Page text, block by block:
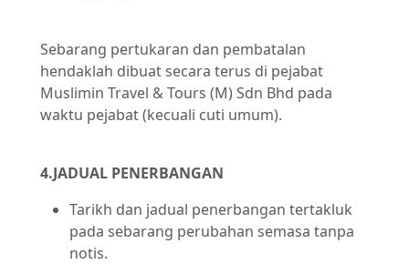
Sebarang pertukaran dan pembatalan
hendaklah dibuat secara terus di pejabat
Muslimin Travel & Tours (M) Sdn Bhd pada
waktu pejabat (kecuali cuti umum).
4.JADUAL PENERBANGAN
Tarikh dan jadual penerbangan tertakluk
pada sebarang perubahan semasa tanpa
notis.